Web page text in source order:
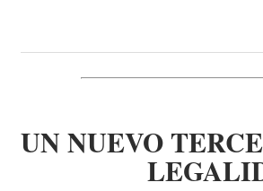
UN NUEVO